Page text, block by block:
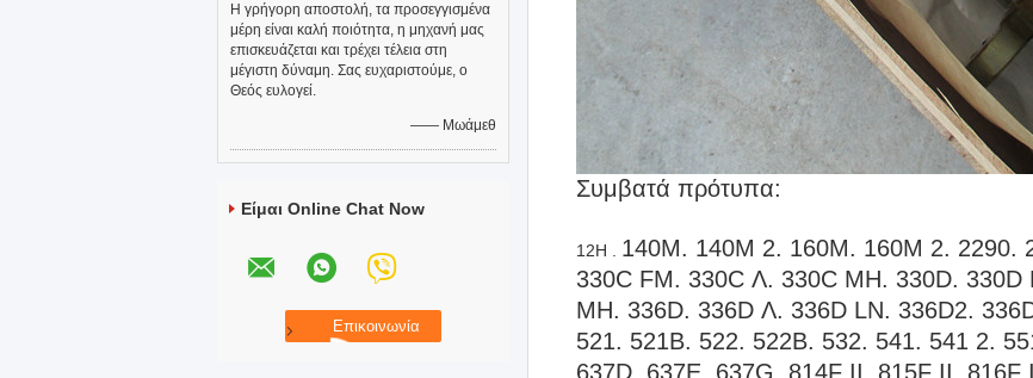
Η γρήγορη αποστολή, τα προσεγγισμένα
μέρη είναι καλή ποιότητα, η μηχανή μας
επισκευάζεται και τρέχει τέλεια στη
μέγιστη δύναμη. Σας ευχαριστούμε, ο
Θεός ευλογεί.
—— Μωάμεθ
Είμαι Online Chat Now
Συμβατά πρότυπα:
12H . 140M. 140M 2. 160M. 160M 2. 2290.
330C FM. 330C Λ. 330C MH. 330D.
MH. 336D. 336D Λ. 336D LN. 336D2.
521. 521B. 522. 522B. 532. 541. 541 2.
637D. 637E. 637G. 814F ΙΙ. 815F ΙΙ.